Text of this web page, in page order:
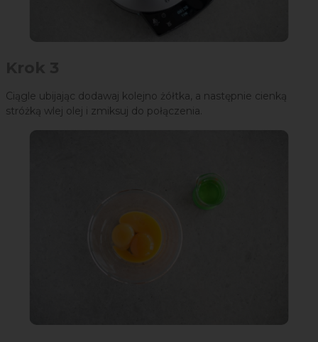
Ciągle ubijając dodawaj kolejno żółtka, a następnie cienką
stróżką wlej olej i zmiksuj do połączenia.